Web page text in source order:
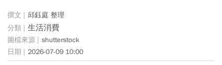
邱鈺庭 整理
生活消費
shutterstock
2026-07-09 10:00